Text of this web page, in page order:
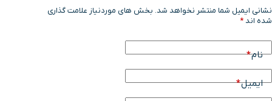
نشانی ایمیل شما منتشر نخواهد شد. بخش های موردنیاز علامت گذاری
شده اند*
نام*
ایمیل*